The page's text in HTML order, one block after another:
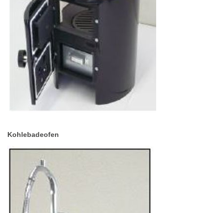
Kohlebadeofen